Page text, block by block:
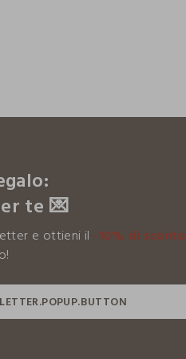
te 💌
e ottieni il -10% di sconto